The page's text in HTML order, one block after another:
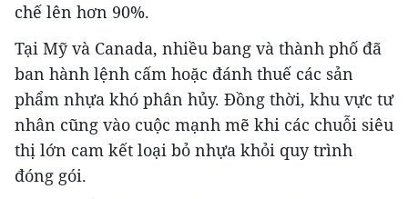
chế lên hơn 90%.
Tại Mỹ và Canada, nhiều bang và thành phố đã
ban hành lệnh cấm hoặc đánh thuế các sản
phẩm nhựa khó phân hủy. Đồng thời, khu vực tư
nhân cũng vào cuộc mạnh mẽ khi các chuỗi siêu
thị lớn cam kết loại bỏ nhựa khỏi quy trình
đóng gói.